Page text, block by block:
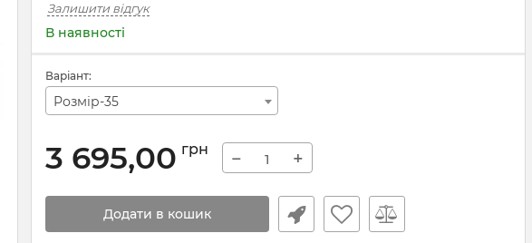
Залишити відгук
В наявності
Варіант:
Розмір-35
3 695,00 грн − +
Додати в кошик